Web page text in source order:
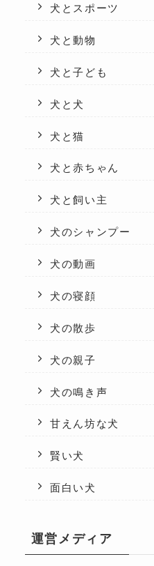
犬とスポーツ
犬と動物
犬と子ども
犬と犬
犬と猫
犬と赤ちゃん
犬と飼い主
犬のシャンプー
犬の動画
犬の寝顔
犬の散歩
犬の親子
犬の鳴き声
甘えん坊な犬
賢い犬
面白い犬
運営メディア